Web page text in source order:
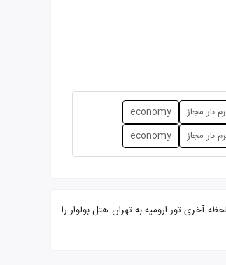
economy
economy
پکیج‌های متنوع لحظه آخری تور ارومیه به تهران هتل بولوار را